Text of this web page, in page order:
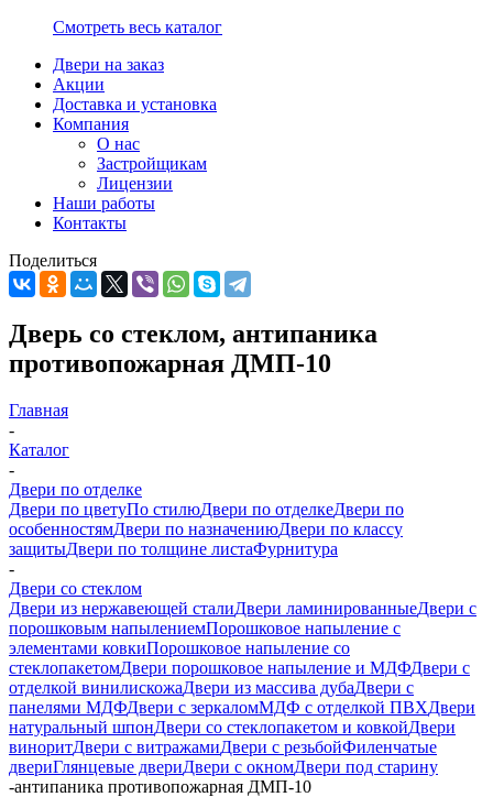
Смотреть весь каталог
Двери на заказ
Акции
Доставка и установка
Компания
О нас
Застройщикам
Лицензии
Наши работы
Контакты
Поделиться
Дверь со стеклом, антипаника
противопожарная ДМП-10
Главная
-
Каталог
-
Двери по отделке
Двери по цветуПо стилюДвери по отделкеДвери по
особенностямДвери по назначениюДвери по классу
защитыДвери по толщине листаФурнитура
-
Двери со стеклом
Двери из нержавеющей сталиДвери ламинированныеДвери с
порошковым напылениемПорошковое напыление с
элементами ковкиПорошковое напыление со
стеклопакетомДвери порошковое напыление и МДФДвери с
отделкой винилискожаДвери из массива дубаДвери с
панелями МДФДвери с зеркаломМДФ с отделкой ПВХДвери
натуральный шпонДвери со стеклопакетом и ковкойДвери
виноритДвери с витражамиДвери с резьбойФиленчатые
двериГлянцевые двериДвери с окномДвери под старину
-антипаника противопожарная ДМП-10